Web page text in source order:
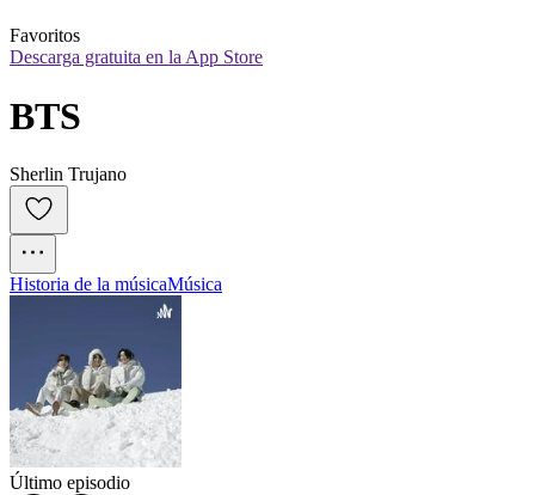
Favoritos
Descarga gratuita en la App Store
BTS
Sherlin Trujano
Historia de la músicaMúsica
Último episodio